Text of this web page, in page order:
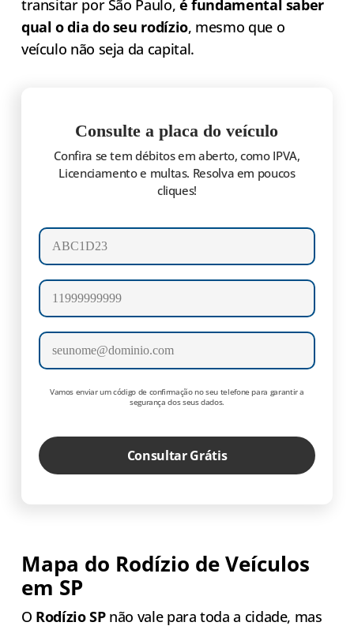
transitar por São Paulo, é fundamental saber
qual o dia do seu rodízio, mesmo que o
veículo não seja da capital.
Consulte a placa do veículo
Confira se tem débitos em aberto, como IPVA,
Licenciamento e multas. Resolva em poucos
cliques!
Vamos enviar um código de confirmação no seu telefone para garantir a
segurança dos seus dados.
Consultar Grátis
Mapa do Rodízio de Veículos
em SP
O Rodízio SPnão vale para toda a cidade, mas